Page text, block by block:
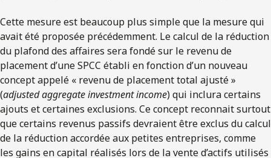
Cette mesure est beaucoup plus simple que la mesure qui
avait été proposée précédemment. Le calcul de la réduction
du plafond des affaires sera fondé sur le revenu de
placement d’une SPCC établi en fonction d’un nouveau
concept appelé « revenu de placement total ajusté »
(adjusted aggregate investment income) qui inclura certains
ajouts et certaines exclusions. Ce concept reconnait surtout
que certains revenus passifs devraient être exclus du calcul
de la réduction accordée aux petites entreprises, comme
les gains en capital réalisés lors de la vente d’actifs utilisés